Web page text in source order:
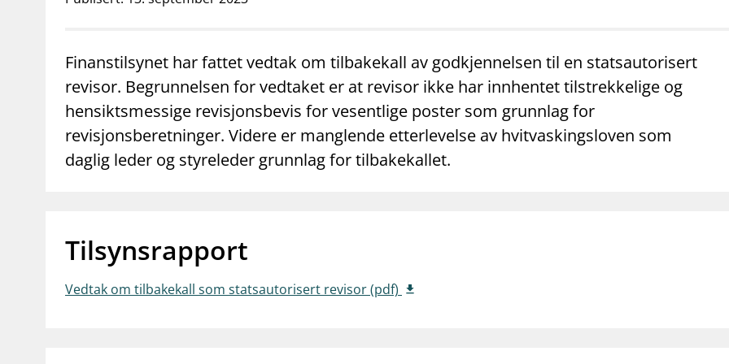
Forbrukerinformasjon
Finanstilsynet har fattet vedtak om tilbakekall av godkjennelsen til en statsautorisert
revisor. Begrunnelsen for vedtaket er at revisor ikke har innhentet tilstrekkelige og
hensiktsmessige revisjonsbevis for vesentlige poster som grunnlag for
revisjonsberetninger. Videre er manglende etterlevelse av hvitvaskingsloven som
daglig leder og styreleder grunnlag for tilbakekallet.
Tilsynsrapport
Vedtak om tilbakekall som statsautorisert revisor (pdf)